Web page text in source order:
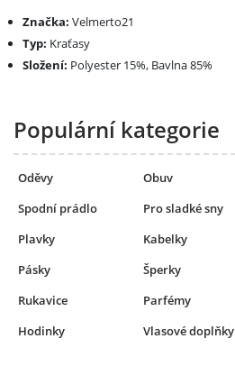
Značka: Velmerto21
Typ: Kraťasy
Složení: Polyester 15%, Bavlna 85%
Populární kategorie
Oděvy Obuv
Spodní prádlo
Pro sladké sny
Plavky
Kabelky
Pásky
Šperky
Rukavice
Parfémy
Hodinky
Vlasové doplňky